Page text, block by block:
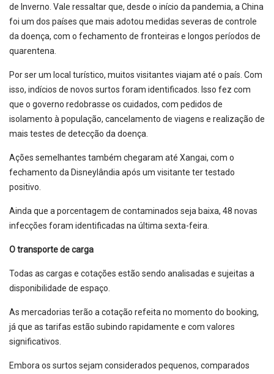
de Inverno. Vale ressaltar que, desde o início da pandemia, a China
foi um dos países que mais adotou medidas severas de controle
da doença, com o fechamento de fronteiras e longos períodos de
quarentena.
Por ser um local turístico, muitos visitantes viajam até o país. Com
isso, indícios de novos surtos foram identificados. Isso fez com
que o governo redobrasse os cuidados, com pedidos de
isolamento à população, cancelamento de viagens e realização de
mais testes de detecção da doença.
Ações semelhantes também chegaram até Xangai, com o
fechamento da Disneylândia após um visitante ter testado
positivo.
Ainda que a porcentagem de contaminados seja baixa, 48 novas
infecções foram identificadas na última sexta-feira.
O transporte de carga
Todas as cargas e cotações estão sendo analisadas e sujeitas a
disponibilidade de espaço.
As mercadorias terão a cotação refeita no momento do booking,
já que as tarifas estão subindo rapidamente e com valores
significativos.
Embora os surtos sejam considerados pequenos, comparados